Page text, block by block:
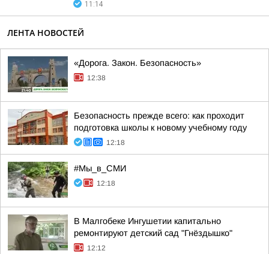
11:14
ЛЕНТА НОВОСТЕЙ
«Дорога. Закон. Безопасность»
12:38
Безопасность прежде всего: как проходит
подготовка школы к новому учебному году
12:18
#Мы_в_СМИ
12:18
В Малгобеке Ингушетии капитально
ремонтируют детский сад "Гнёздышко"
12:12